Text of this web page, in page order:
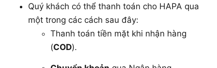
Quý khách có thể thanh toán cho HAPA qua
một trong các cách sau đây:
Thanh toán tiền mặt khi nhận hàng
(COD).